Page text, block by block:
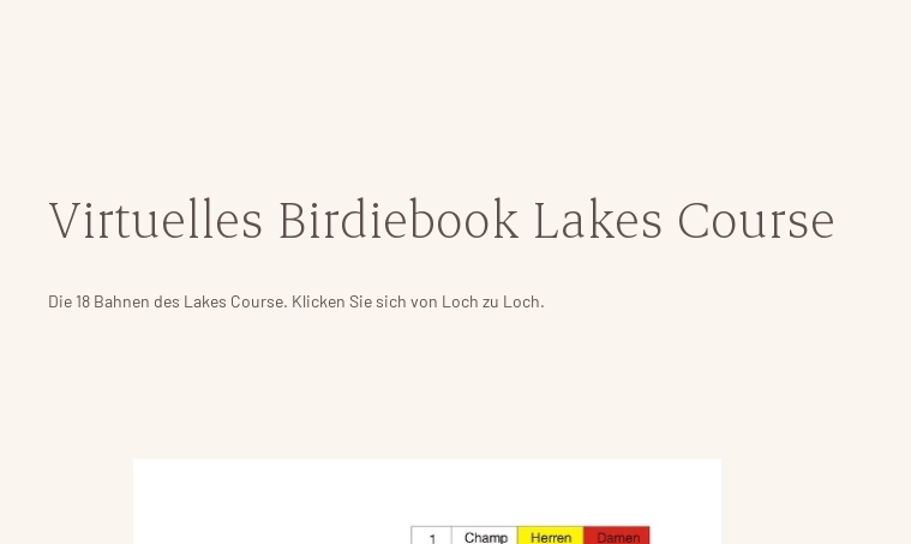
Virtuelles Birdiebook Lakes Course
Die 18 Bahnen des Lakes Course. Klicken Sie sich von Loch zu Loch.